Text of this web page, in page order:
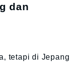
dan
tetapi di Jepang